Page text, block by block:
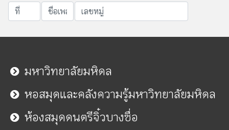
มหาวิทยาลัยมหิดล
หอสมุดและคลังความรู้มหาวิทยาลัยมหิดล
ห้องสมุดดนตรีจิ๋วบางซื่อ